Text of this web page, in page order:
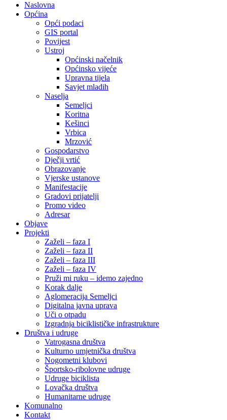
Naslovna
Općina
Opći podaci
GIS portal
Povijest
Ustroj
Općinski načelnik
Općinsko vijeće
Upravna tijela
Savjet mladih
Naselja
Semeljci
Koritna
Kešinci
Vrbica
Mrzović
Gospodarstvo
Dječji vrtić
Obrazovanje
Vjerske ustanove
Manifestacije
Gradovi prijatelji
Promo video
Adresar
Objave
Projekti
Zaželi – faza I
Zaželi – faza II
Zaželi – faza III
Zaželi – faza IV
Pruži mi ruku – idemo zajedno
Korak dalje
Aglomeracija Semeljci
Digitalna javna uprava
Uči o otpadu
Izgradnja biciklističke infrastrukture
Društva i udruge
Vatrogasna društva
Kulturno umjetnička društva
Nogometni klubovi
Športsko-ribolovne udruge
Udruge biciklista
Lovačka društva
Humanitarne udruge
Komunalno
Kontakt